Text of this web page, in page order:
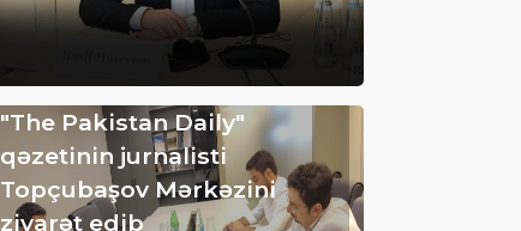
"The Pakistan Daily"
qəzetinin jurnalisti
Topçubaşov Mərkəzini
ziyarət edib